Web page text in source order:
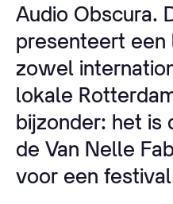
Audio Obscura.
presenteert een
zowel
lokale
bijzonder: het is
de Van Nelle
voor een